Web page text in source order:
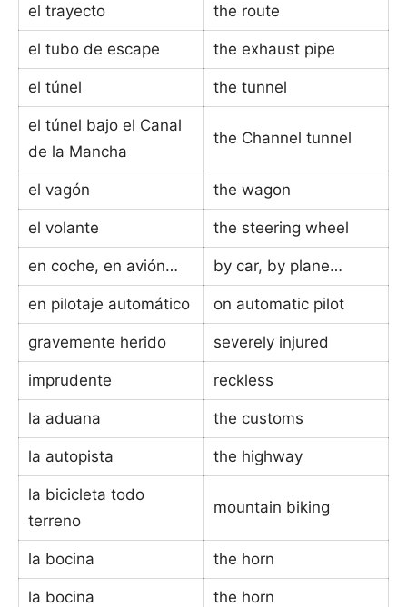
el trayecto the route
el tubo de escape the exhaust pipe
el túnel the tunnel
el túnel bajo el Canal
de la Mancha
the Channel tunnel
el vagón the wagon
el volante the steering wheel
en coche, en avión… by car, by plane…
en pilotaje automático on automatic pilot
gravemente herido severely injured
imprudente reckless
la aduana the customs
la autopista the highway
la bicicleta todo
terreno
mountain biking
la bocina the horn
la bocina the horn